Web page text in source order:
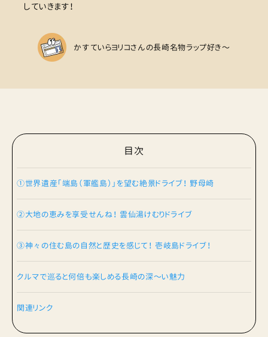
していきます！
かすていらヨリコさんの長崎名物ラップ好き〜
目次
①世界遺産「端島（軍艦島）」を望む絶景ドライブ！ 野母崎
②大地の恵みを享受せんね！ 雲仙湯けむりドライブ
③神々の住む島の自然と歴史を感じて！ 壱岐島ドライブ！
クルマで巡ると何倍も楽しめる長崎の深〜い魅力
関連リンク